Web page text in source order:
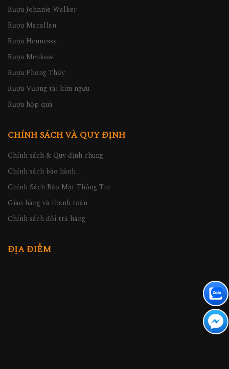
Rượu Johnnie Walker
Rượu Macallan
Rượu Hennessy
Rượu Meukow
Rượu Phong Thủy
Rượu Vương tài kim ngưu
Rượu hộp quà
CHÍNH SÁCH VÀ QUY ĐỊNH
Chính sách & Quy định chung
Chính sách bảo hành
Chính Sách Bảo Mật Thông Tin
Giao hàng và thanh toán
Chính sách đổi trả hàng
ĐỊA ĐIỂM